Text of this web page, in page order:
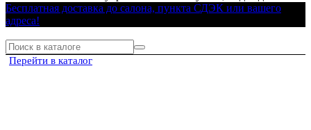
Бесплатная доставка до салона, пункта СДЭК или вашего
адреса!
Перейти в каталог